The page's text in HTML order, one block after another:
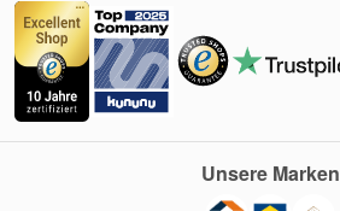
Unsere Marken